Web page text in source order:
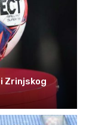
Zrinjskog